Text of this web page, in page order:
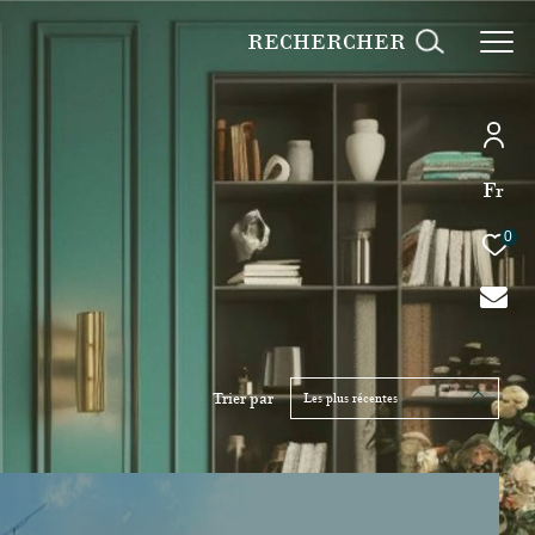
Fr
0
RECHERCHER
Trier par Les plus récentes